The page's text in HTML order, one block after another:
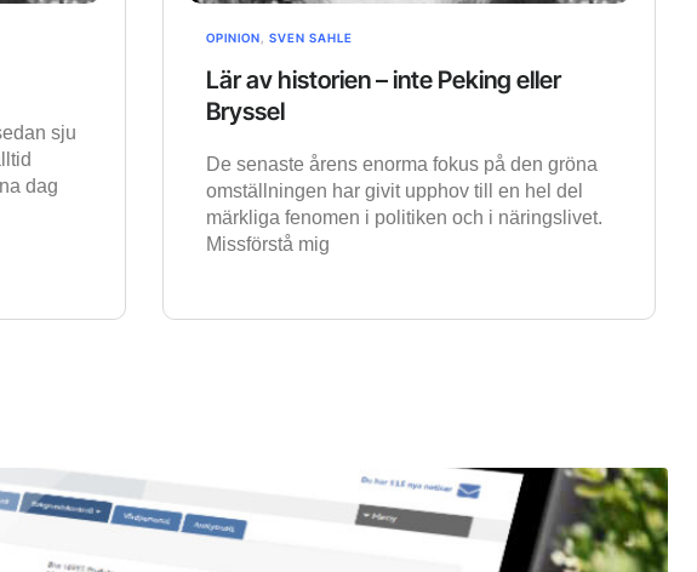
sju
dag
OPINION ,SVEN SAHLE
Lär av historien – inte Peking eller
Bryssel
De senaste årens enorma fokus på den gröna
omställningen har givit upphov till en hel del
märkliga fenomen i politiken och i näringslivet.
Missförstå mig